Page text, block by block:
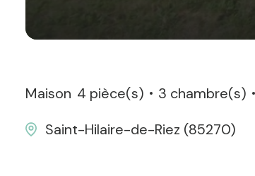
Maison 4 pièce(s) 3 chambre(s)
Saint-Hilaire-de-Riez (85270)